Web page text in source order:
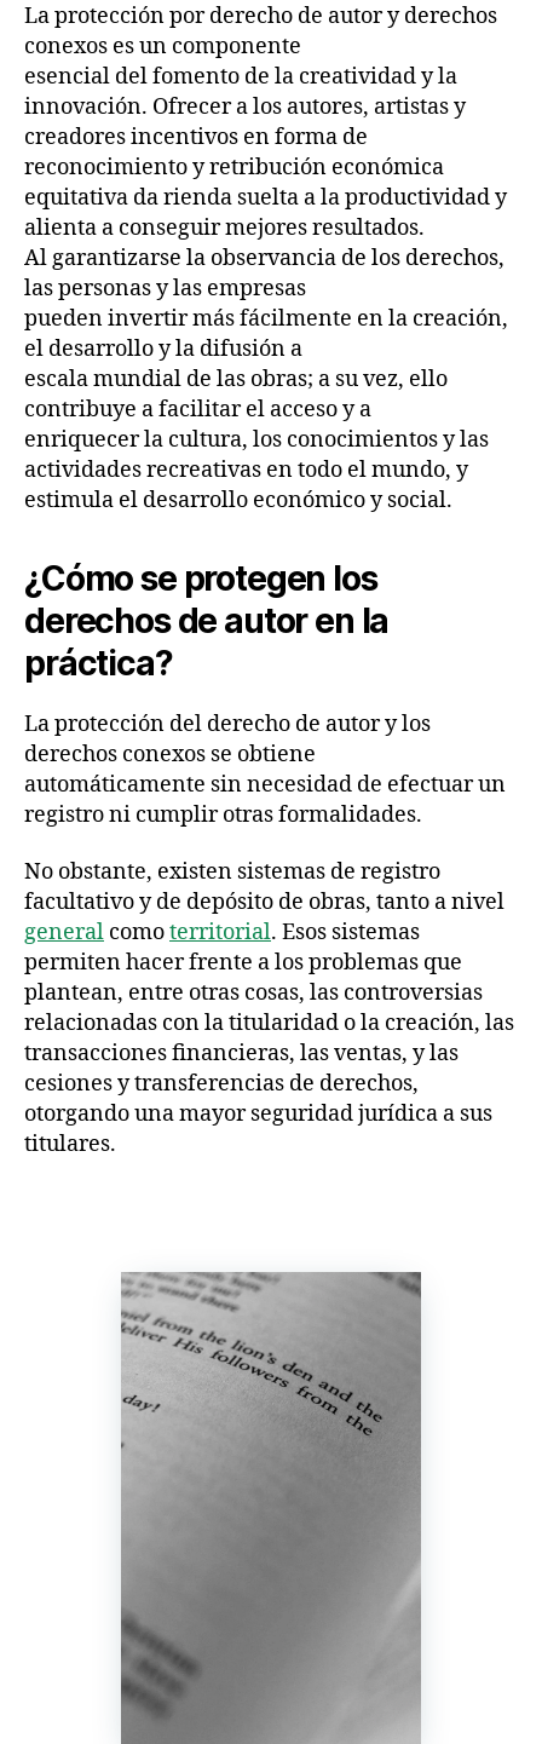
La protección por derecho de autor y derechos
conexos es un componente
esencial del fomento de la creatividad y la
innovación. Ofrecer a los autores, artistas y
creadores incentivos en forma de
reconocimiento y retribución económica
equitativa da rienda suelta a la productividad y
alienta a conseguir mejores resultados.
Al garantizarse la observancia de los derechos,
las personas y las empresas
pueden invertir más fácilmente en la creación,
el desarrollo y la difusión a
escala mundial de las obras; a su vez, ello
contribuye a facilitar el acceso y a
enriquecer la cultura, los conocimientos y las
actividades recreativas en todo el mundo, y
estimula el desarrollo económico y social.
¿Cómo se protegen los
derechos de autor en la
práctica?
La protección del derecho de autor y los
derechos conexos se obtiene
automáticamente sin necesidad de efectuar un
registro ni cumplir otras formalidades.
No obstante, existen sistemas de registro
facultativo y de depósito de obras, tanto a nivel
general comoterritorial. Esos sistemas
permiten hacer frente a los problemas que
plantean, entre otras cosas, las controversias
relacionadas con la titularidad o la creación, las
transacciones financieras, las ventas, y las
cesiones y transferencias de derechos,
otorgando una mayor seguridad jurídica a sus
titulares.